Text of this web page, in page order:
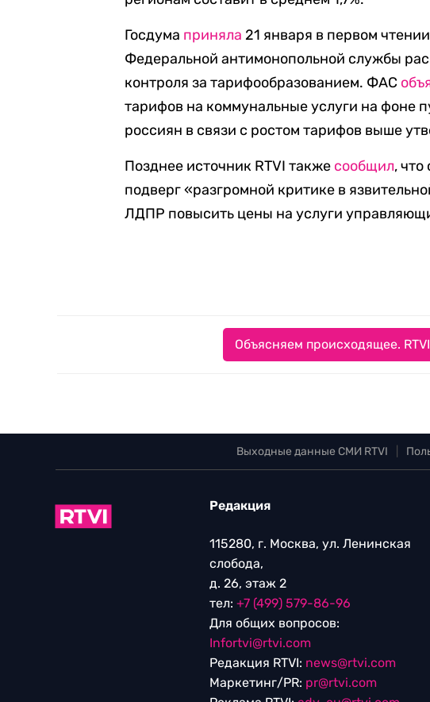
Госдума приняла 21 января в первом
Федеральной антимонопольной службы
контроля за тарифообразованием. ФАС
тарифов на коммунальные услуги на фоне
россиян в связи с ростом тарифов выше
Позднее источник RTVI также сообщил,
подверг «разгромной критике в
ЛДПР повысить цены на услуги
Объясняем происходящее.
Выходные данные СМИ RTVI
Редакция
115280, г. Москва, ул. Ленинская
слобода,
д. 26, этаж 2
тел: +7 (499) 579-86-96
Для общих вопросов:
Infortvi@rtvi.com
Редакция RTVI: news@rtvi.com
Маркетинг/PR: pr@rtvi.com